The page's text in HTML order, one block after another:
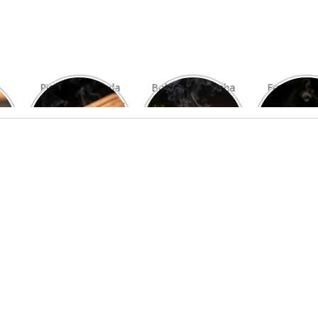
Picanha Grelhada
com Chimichurri
Bolo de Pamonha
na Palha
Frango
com